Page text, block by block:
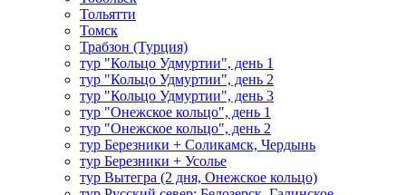
Тольятти
Томск
Трабзон (Турция)
тур "Кольцо Удмуртии", день 1
тур "Кольцо Удмуртии", день 2
тур "Кольцо Удмуртии", день 3
тур "Онежское кольцо", день 1
тур "Онежское кольцо", день 2
тур Березники + Соликамск, Чердынь
тур Березники + Усолье
тур Вытегра (2 дня, Онежское кольцо)